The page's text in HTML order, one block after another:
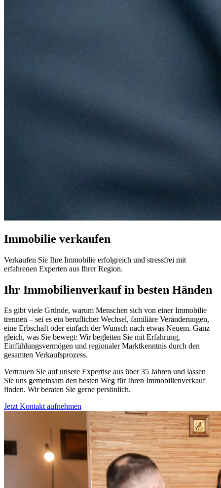
Immobilie verkaufen
Verkaufen Sie Ihre Immobilie erfolgreich und stressfrei mit
erfahrenen Experten aus Ihrer Region.
Ihr Immobilienverkauf in besten Händen
Es gibt viele Gründe, warum Menschen sich von einer Immobilie
trennen – sei es ein beruflicher Wechsel, familiäre Veränderungen,
eine Erbschaft oder einfach der Wunsch nach etwas Neuem. Ganz
gleich, was Sie bewegt: Wir begleiten Sie mit Erfahrung,
Einfühlungsvermögen und regionaler Marktkenntnis durch den
gesamten Verkaufsprozess.
Vertrauen Sie auf unsere Expertise aus über 35 Jahren und lassen
Sie uns gemeinsam den besten Weg für Ihren Immobilienverkauf
finden. Wir beraten Sie gerne persönlich.
Jetzt Kontakt aufnehmen